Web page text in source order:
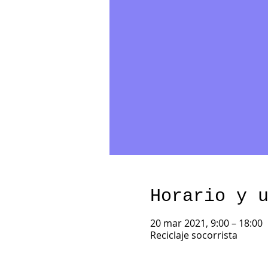
Horario y
20 mar 2021, 9:00 – 18:00
Reciclaje socorrista